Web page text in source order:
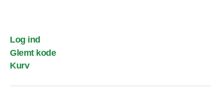
Log ind
Glemt kode
Kurv